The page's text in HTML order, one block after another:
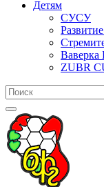
Детям
СУСУ
Ваверка
ZUBR